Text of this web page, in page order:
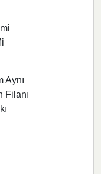
Aynı
Filanı